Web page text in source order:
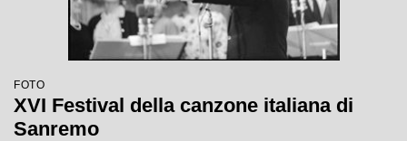
FOTO
XVI Festival della canzone italiana di
Sanremo